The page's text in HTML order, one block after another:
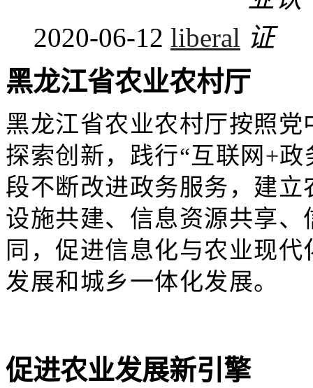
2020-06-12 liberal
黑龙江省农业农村厅
黑龙江省农业农村厅按照
探索创新，践行“互联网+
段不断改进政务服务，建
设施共建、信息资源共享
同，促进信息化与农业现
发展和城乡一体化发展。
促进农业发展新引擎